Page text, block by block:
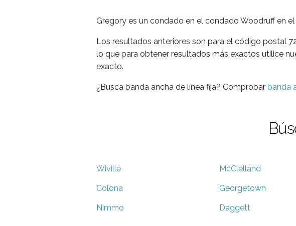
Gregory es un condado en el condado Woodruff en
Los resultados anteriores son para el código postal
lo que para obtener resultados más exactos utilice
exacto.
¿Busca banda ancha de línea fija? Comprobar banda
Wiville McClelland
Colona Georgetown
Nimmo Daggett